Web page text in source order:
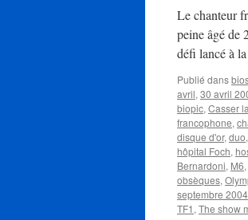
Le chanteur
peine âgé de
défi lancé à
Publié dans
avril, 30 avril
biopic, Casser
francophone,
disque d'or, duo,
hôpital Foch,
Bernardoni, M6,
obsèques,
septembre 2004
TF1 , The show